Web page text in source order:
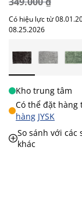
Có hiệu lực từ
08.25.2026
Kho trung tâm
Có thể đặt hàng
hàng JYSK
So sánh với các
khác